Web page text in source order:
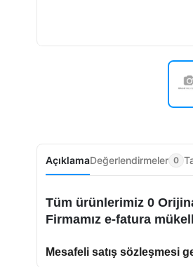
AçıklamaDeğerlendirmeler 0
Tüm ürünlerimiz 0
Firmamız e-fatura
Mesafeli satış sözleşmesi